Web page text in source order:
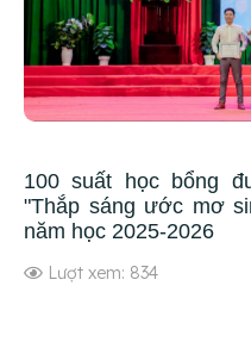
100 suất học bổng
"Thắp sáng ước mơ
năm học 2025-2026
Lượt xem: 834